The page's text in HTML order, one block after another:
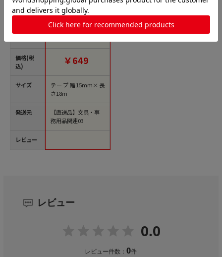
価格(税
込)
サイズ
発送元
レビュー
TANOSEE 両面テープ
×18m 1巻（ご注文単
￥649
テープ幅15mm×長
さ18m
【直送品】文具・事
務用品関連03
レビュー
0.0
レビュー件数：0件